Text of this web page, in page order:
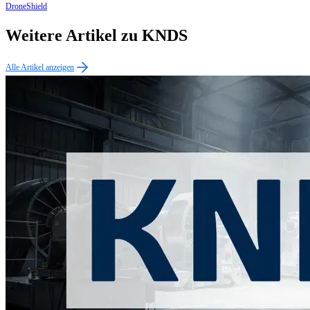
DroneShield
Weitere Artikel zu KNDS
Alle Artikel anzeigen